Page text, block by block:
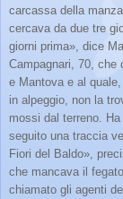
carcassa della
cercava da due tre
giorni prima», dice
Campagnari, 70, che
e Mantova e al
in alpeggio, non la
mossi dal terreno.
seguito una traccia
Fiori del Baldo»,
che mancava il
chiamato gli agenti